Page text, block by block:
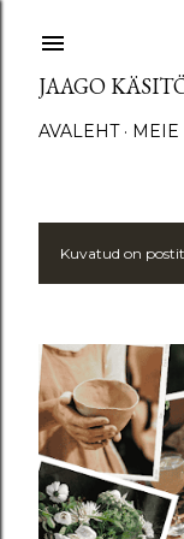
JAAGO
AVALEHT MEIE
P
s
t
i
t
Kuvatud on